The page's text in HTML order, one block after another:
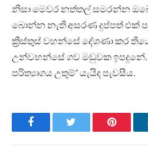
නිසා මෙවර නත්තල් සමරන්න
බොන්න නැති අසරණ දුප්පත් එක්
ක්‍රිස්තුස් වහන්සේ දේශණා කර
උන්වහන්සේ ගව මඩුවක ඉපදුනේ.
පරිත්‍යාගය උතුම්” යැයිද පැවසීය.
FacebookTwitter Pinterest